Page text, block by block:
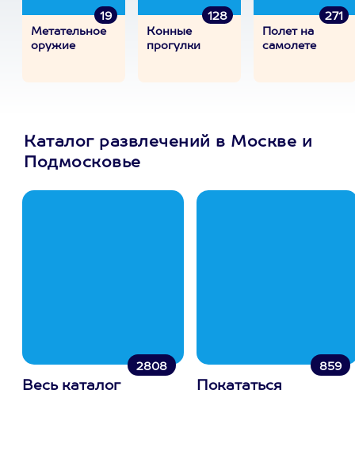
19
Метательное
оружие
128
Конные
прогулки
271
Полет на
самолете
Каталог развлечений в Москве и
Подмосковье
2808
Весь каталог
859
Покататься